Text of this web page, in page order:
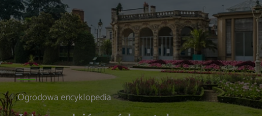
Ogrodowa encyklopedia